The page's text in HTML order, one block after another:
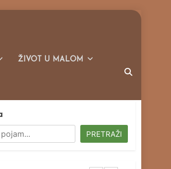
ŽIVOT U MALOM
PRETRAŽI